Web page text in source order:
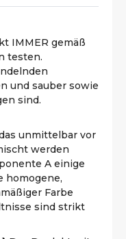
IMMER gemäß
testen.
und sauber sowie
sind.
unmittelbar vor
werden
A einige
homogene,
Farbe
sind strikt